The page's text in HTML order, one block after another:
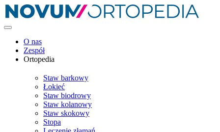
O nas
Zespół
Ortopedia
Staw barkowy
Łokieć
Staw biodrowy
Staw kolanowy
Staw skokowy
Stopa